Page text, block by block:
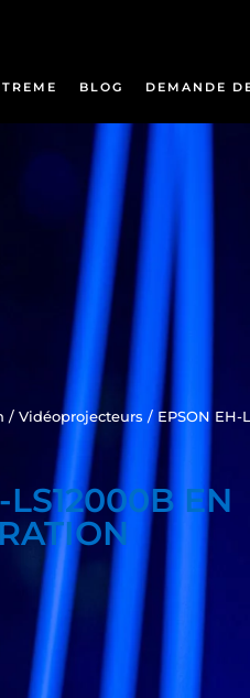
BLOG DEMANDE
/ Vidéoprojecteurs / EPSON EH-
LS12000B EN